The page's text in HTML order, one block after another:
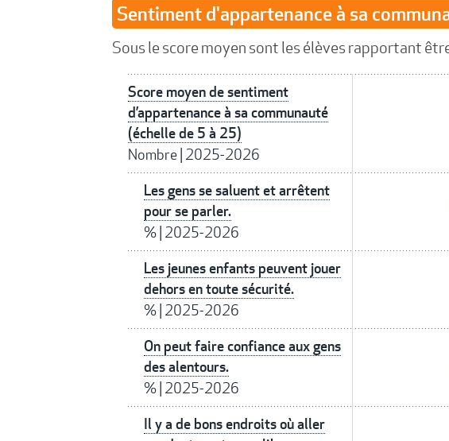
Sentiment d'appartenance à sa
Sous le score moyen sont les élèves rapportant
Score moyen de sentiment
d’appartenance à sa communauté
(échelle de 5 à 25)
Nombre| 2025-2026
Les gens se saluent et arrêtent
pour se parler.
%| 2025-2026
Les jeunes enfants peuvent jouer
dehors en toute sécurité.
%| 2025-2026
On peut faire confiance aux gens
des alentours.
%| 2025-2026
Il y a de bons endroits où aller